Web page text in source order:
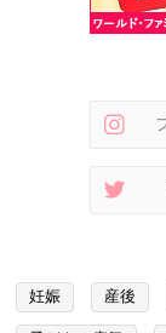
妊娠 産後